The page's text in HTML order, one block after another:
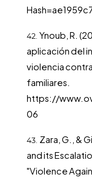
Ynoub, R.
aplicación del
violencia
familiares.
https://
06
Zara, G., &
and its
"Violence